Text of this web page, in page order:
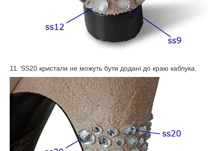
11. SS20 кристали не можуть бути додані до краю каблука.